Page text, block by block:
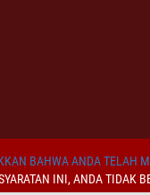
BAHWA ANDA TELAH
INI, ANDA TIDAK